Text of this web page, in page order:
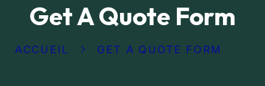
Get A Quote Form
ACCUEIL GET A QUOTE FORM